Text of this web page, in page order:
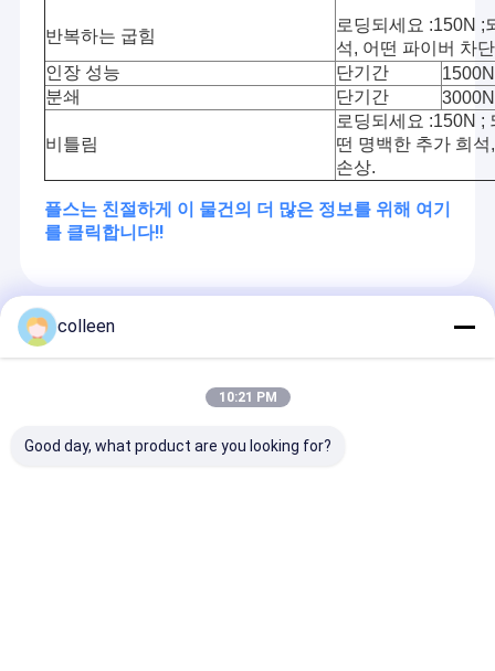
반복하는 굽힘
로딩되세요 :150N ;
석, 어떤 파이버 차
인장 성능
단기간
1500N
분쇄
단기간
비틀림
로딩되세요 :150N ;
떤 명백한 추가 희
손상.
플스는 친절하게 이 물건의 더 많은 정보를 위해 여기
를 클릭합니다!!
권장 제품
colleen
10:21 PM
Good day, what product are you looking for?